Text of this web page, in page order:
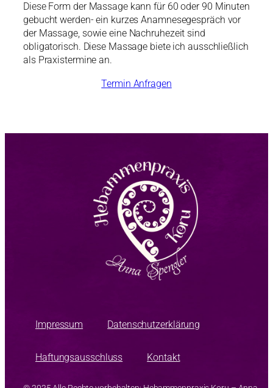
Diese Form der Massage kann für 60 oder 90 Minuten
gebucht werden- ein kurzes Anamnesegespräch vor
der Massage, sowie eine Nachruhezeit sind
obligatorisch. Diese Massage biete ich ausschließlich
als Praxistermine an.
Termin Anfragen
Impressum Datenschutzerklärung
Haftungsausschluss Kontakt